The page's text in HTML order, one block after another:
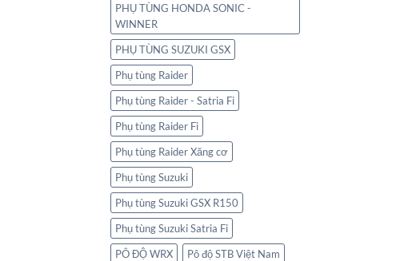
PHỤ TÙNG HONDA SONIC -
WINNER
PHỤ TÙNG SUZUKI GSX
Phụ tùng Raider
Phụ tùng Raider - Satria Fi
Phụ tùng Raider Fi
Phụ tùng Raider Xăng cơ
Phụ tùng Suzuki
Phụ tùng Suzuki GSX R150
Phụ tùng Suzuki Satria Fi
PÔ ĐỘ WRX
Pô độ STB Việt Nam